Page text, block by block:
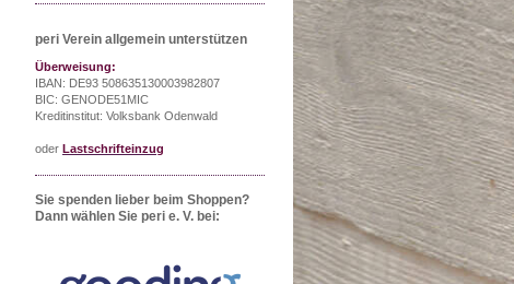
peri Verein allgemein unterstützen
Überweisung:
IBAN: DE93 508635130003982807
BIC: GENODE51MIC
Kreditinstitut: Volksbank Odenwald
oder Lastschrifteinzug
Sie spenden lieber beim Shoppen?
Dann wählen Sie peri e. V. bei: